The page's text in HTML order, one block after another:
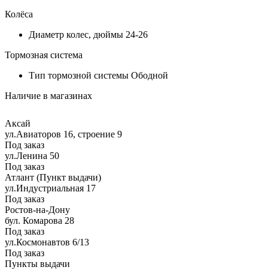
Колёса
Диаметр колес, дюймы 24-26
Тормозная система
Тип тормозной системы Ободной
Наличие в магазинах
Аксай
ул.Авиаторов 16, строение 9
Под заказ
ул.Ленина 50
Под заказ
Атлант (Пункт выдачи)
ул.Индустриальная 17
Под заказ
Ростов-на-Дону
бул. Комарова 28
Под заказ
ул.Космонавтов 6/13
Под заказ
Пункты выдачи